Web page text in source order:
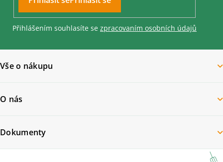
Přihlášením souhlasíte se zpracovaním osobních údajů
Vše o nákupu
O nás
Dokumenty